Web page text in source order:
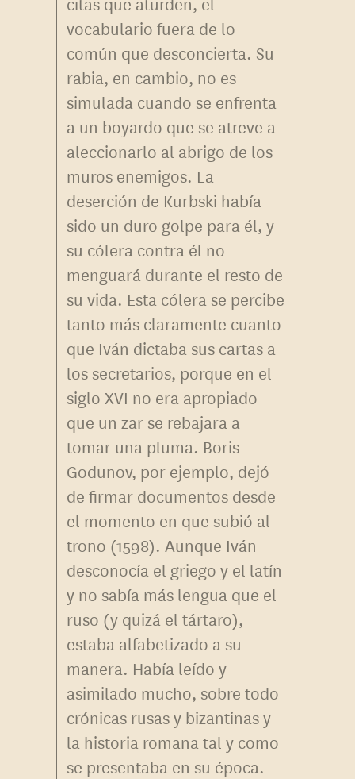
vocabulario fuera de lo
común que desconcierta. Su
rabia, en cambio, no es
simulada cuando se enfrenta
a un boyardo que se atreve a
aleccionarlo al abrigo de los
muros enemigos. La
deserción de Kurbski había
sido un duro golpe para él, y
su cólera contra él no
menguará durante el resto de
su vida. Esta cólera se percibe
tanto más claramente cuanto
que Iván dictaba sus cartas a
los secretarios, porque en el
siglo XVI no era apropiado
que un zar se rebajara a
tomar una pluma. Boris
Godunov, por ejemplo, dejó
de firmar documentos desde
el momento en que subió al
trono (1598). Aunque Iván
desconocía el griego y el latín
y no sabía más lengua que el
ruso (y quizá el tártaro),
estaba alfabetizado a su
manera. Había leído y
asimilado mucho, sobre todo
crónicas rusas y bizantinas y
la historia romana tal y como
se presentaba en su época.